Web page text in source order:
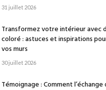
31 juillet 2026
Transformez votre intérieur avec
coloré : astuces et inspirations
vos murs
30 juillet 2026
Témoignage : Comment l’échange